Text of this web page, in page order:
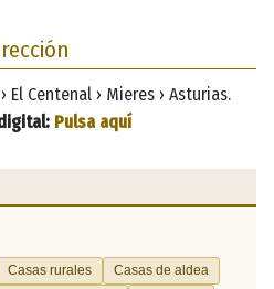
El Centenal › Mieres › Asturias.
Pulsa aquí